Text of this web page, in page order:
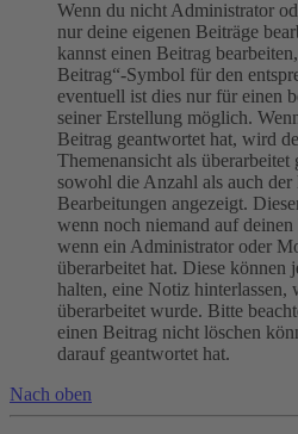
Wenn du nicht Administrator
nur deine eigenen Beiträge
kannst einen Beitrag
Beitrag“-Symbol für den
eventuell ist dies nur für einen
seiner Erstellung möglich.
Beitrag geantwortet hat, wird
Themenansicht als
sowohl die Anzahl als auch
Bearbeitungen angezeigt.
wenn noch niemand auf
wenn ein Administrator oder
überarbeitet hat. Diese können
halten, eine Notiz hinterlassen,
überarbeitet wurde. Bitte
einen Beitrag nicht löschen
darauf geantwortet hat.
Nach oben